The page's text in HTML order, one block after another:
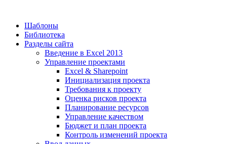
Шаблоны
Библиотека
Разделы сайта
Введение в Excel 2013
Управление проектами
Excel & Sharepoint
Инициализация проекта
Требования к проекту
Оценка рисков проекта
Планирование ресурсов
Управление качеством
Бюджет и план проекта
Контроль изменений проекта